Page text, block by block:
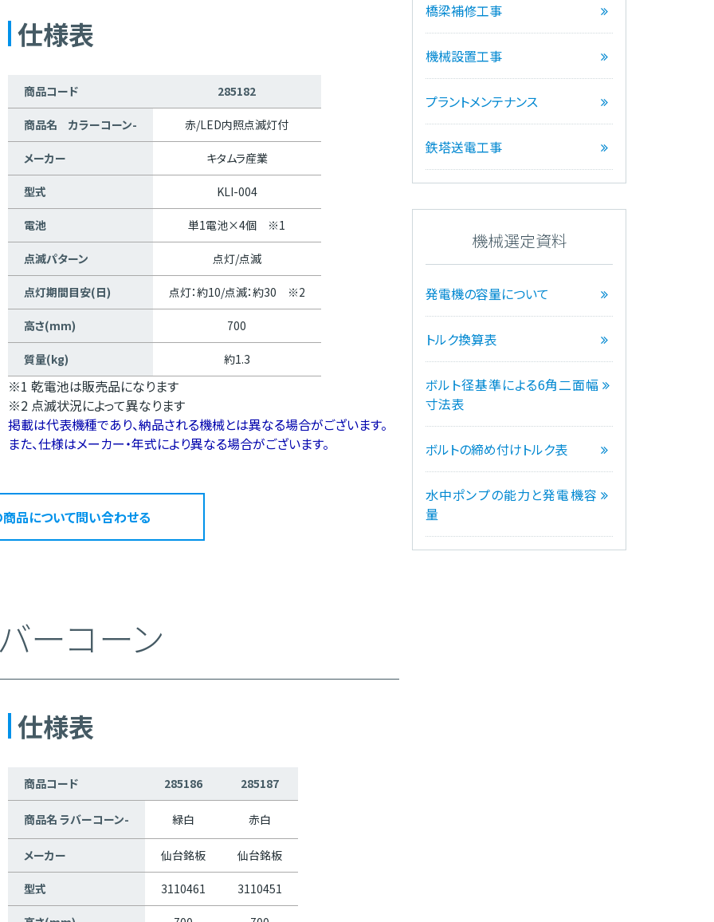
仕様表
商品コード 285182
商品名 カラーコーン- 赤/LED内照点滅灯付
メーカー キタムラ産業
型式 KLI-004
電池 単1電池×4個 ※1
点滅パターン 点灯/点滅
点灯期間目安(日) 点灯：約10/点滅：約30 ※2
高さ(mm) 700
質量(kg) 約1.3
※1 乾電池は販売品になります
※2 点滅状況によって異なります
掲載は代表機種であり、納品される機械とは異なる場合がございます。
また、仕様はメーカー・年式により異なる場合がございます。
商品について問い合わせる
ーコーン
仕様表
商品コード 285186 285187
商品名 ラバーコーン- 緑白 赤白
メーカー 仙台銘板 仙台銘板
型式 3110461 3110451
橋梁補修工事
機械設置工事
プラントメンテナンス
鉄塔送電工事
機械選定資料
発電機の容量について
トルク換算表
ボルト径基準による6角二面幅
寸法表
ボルトの締め付けトルク表
水中ポンプの能力と発電機容
量